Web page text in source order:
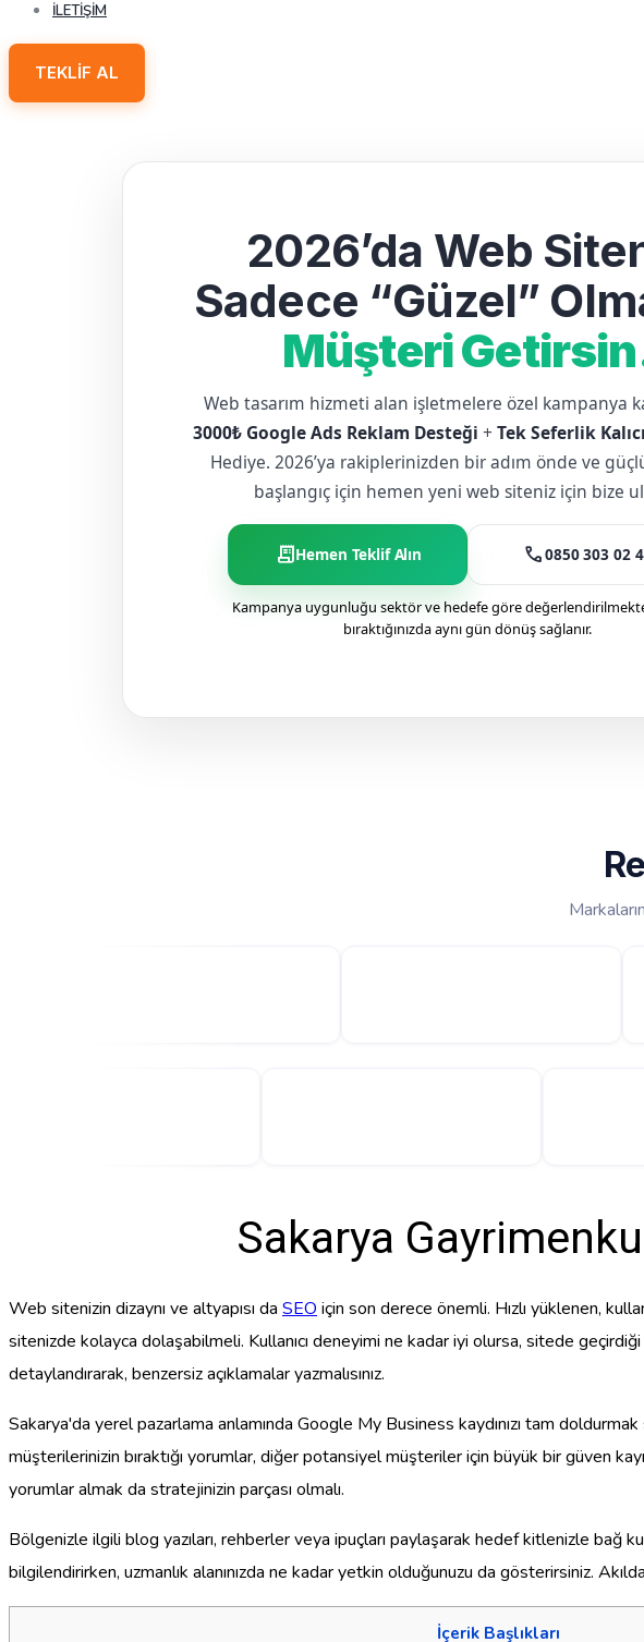
İLETIŞIM
TEKLIF AL
2026’da Web
Sadece “Güzel”
Müşteri
Web tasarım hizmeti alan işletmelere özel kampanya
3000₺ Google Ads Reklam Desteği +Tek Seferlik
Hediye. 2026’ya rakiplerinizden bir adım önde ve
başlangıç için hemen yeni web siteniz için bize
receipt_longHemen Teklif Alın call0850 303 02
Kampanya uygunluğu sektör ve hedefe göre
bıraktığınızda aynı gün dönüş sağlanır.
Sakarya
Web sitenizin dizaynı ve altyapısı da SEO için son derece önemli. Hızlı yüklenen,
sitenizde kolayca dolaşabilmeli. Kullanıcı deneyimi ne kadar iyi olursa, sitede
detaylandırarak, benzersiz açıklamalar yazmalısınız.
Sakarya'da yerel pazarlama anlamında Google My Business kaydınızı tam
müşterilerinizin bıraktığı yorumlar, diğer potansiyel müşteriler için büyük bir güven
yorumlar almak da stratejinizin parçası olmalı.
Bölgenizle ilgili blog yazıları, rehberler veya ipuçları paylaşarak hedef kitlenizle bağ
bilgilendirirken, uzmanlık alanınızda ne kadar yetkin olduğunuzu da gösterirsiniz.
İçerik Başlıkları